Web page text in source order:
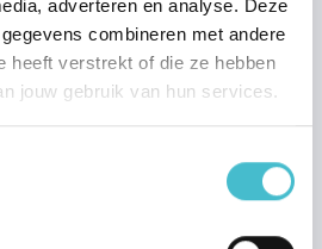
adverteren en analyse. Deze
combineren met andere
heeft verstrekt of die ze hebben
jouw gebruik van hun services.